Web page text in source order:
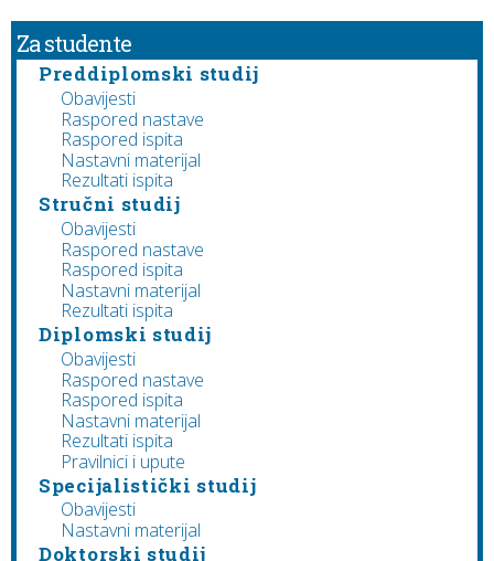
Za studente
Preddiplomski studij
Obavijesti
Raspored nastave
Raspored ispita
Nastavni materijal
Rezultati ispita
Stručni studij
Obavijesti
Raspored nastave
Raspored ispita
Nastavni materijal
Rezultati ispita
Diplomski studij
Obavijesti
Raspored nastave
Raspored ispita
Nastavni materijal
Rezultati ispita
Pravilnici i upute
Specijalistički studij
Obavijesti
Nastavni materijal
Doktorski studij